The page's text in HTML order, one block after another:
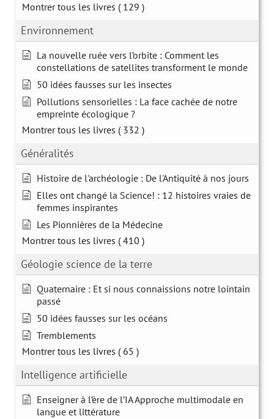
Montrer tous les livres ( 129 )
Environnement
La nouvelle ruée vers l’orbite : Comment les
constellations de satellites transforment le monde
50 idées fausses sur les insectes
Pollutions sensorielles : La face cachée de notre
empreinte écologique ?
Montrer tous les livres ( 332 )
Généralités
Histoire de l'archéologie : De l'Antiquité à nos jours
Elles ont changé la Science! : 12 histoires vraies de
femmes inspirantes
Les Pionnières de la Médecine
Montrer tous les livres ( 410 )
Géologie science de la terre
Quaternaire : Et si nous connaissions notre lointain
passé
50 idées fausses sur les océans
Tremblements
Montrer tous les livres ( 65 )
Intelligence artificielle
Enseigner à l’ère de l’IA Approche multimodale en
langue et littérature